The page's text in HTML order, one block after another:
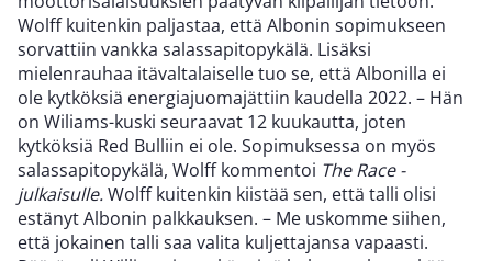
Wolff kuitenkin paljastaa, että Albonin sopimukseen
sorvattiin vankka salassapitopykälä. Lisäksi
mielenrauhaa itävaltalaiselle tuo se, että Albonilla ei
ole kytköksiä energiajuomajättiin kaudella 2022. – Hän
on Wiliams-kuski seuraavat 12 kuukautta, joten
kytköksiä Red Bulliin ei ole. Sopimuksessa on myös
salassapitopykälä, Wolff kommentoi The Race -
julkaisulle.Wolff kuitenkin kiistää sen, että talli olisi
estänyt Albonin palkkauksen. – Me uskomme siihen,
että jokainen talli saa valita kuljettajansa vapaasti.